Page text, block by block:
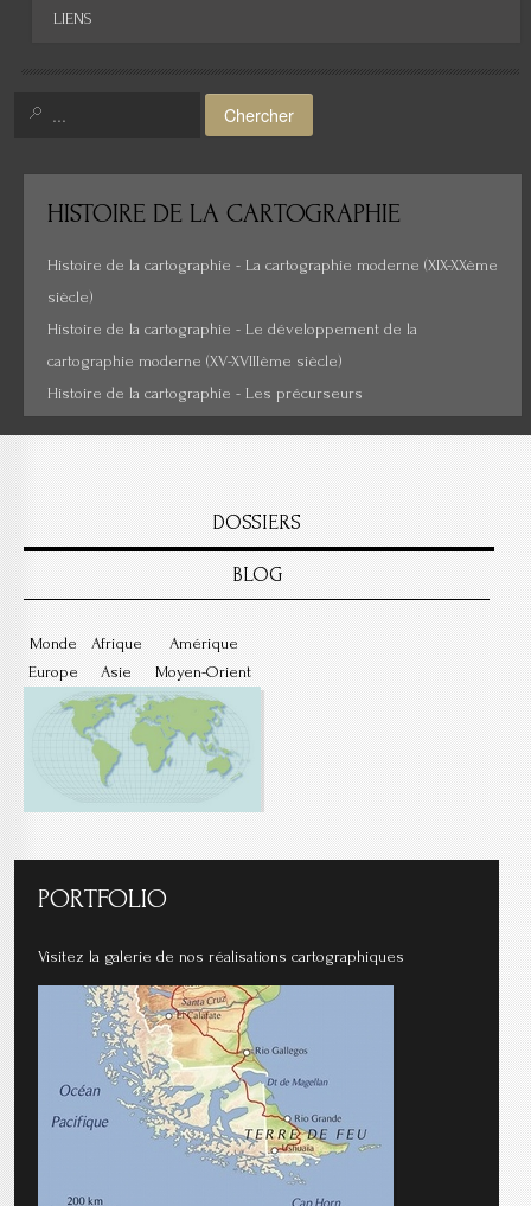
LIENS
Chercher
HISTOIRE DE LA CARTOGRAPHIE
Histoire de la cartographie - La cartographie moderne (XIX-XXème
siècle)
Histoire de la cartographie - Le développement de la
cartographie moderne (XV-XVIIIème siècle)
Histoire de la cartographie - Les précurseurs
DOSSIERS
BLOG
Monde
Europe
Afrique
Asie
Amérique
Moyen-Orient
PORTFOLIO
Visitez la galerie de nos réalisations cartographiques